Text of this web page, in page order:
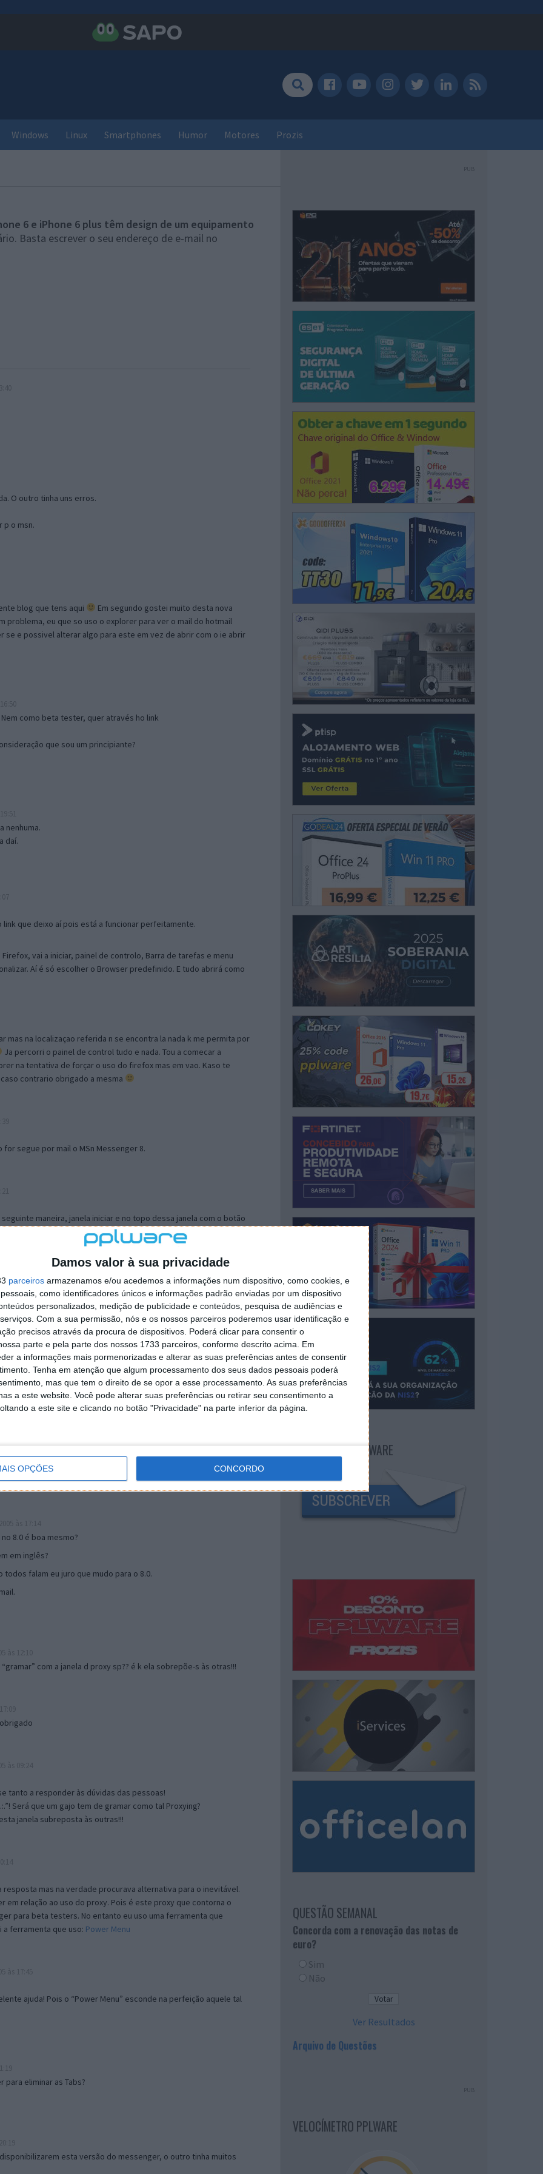
Damos valor à sua privacidade
parceiros armazenamos e/ou acedemos a informações num dispositivo, como cookies, e
como identificadores únicos e informações padrão enviadas por um dispositivo
personalizados, medição de publicidade e conteúdos, pesquisa de audiências e
Com a sua permissão, nós e os nossos parceiros poderemos usar identificação e
precisos através da procura de dispositivos. Poderá clicar para consentir o
parte e pela parte dos nossos 1733 parceiros, conforme descrito acima. Em
a informações mais pormenorizadas e alterar as suas preferências antes de consentir
Tenha em atenção que algum processamento dos seus dados pessoais poderá
mas que tem o direito de se opor a esse processamento. As suas preferências
a este website. Você pode alterar suas preferências ou retirar seu consentimento a
a este site e clicando no botão "Privacidade" na parte inferior da página.
OPÇÕES CONCORDO
Windows Linux Smartphones Humor Motores Prozis
6 e iPhone 6 plus têm design de um equipamento
Basta escrever o seu endereço de e-mail no
O outro tinha uns erros.
p o msn.
blog que tens aqui
Em segundo gostei muito desta nova
problema, eu que so uso o explorer para ver o mail do hotmail
se e possivel alterar algo para este em vez de abrir com o ie abrir
como beta tester, quer através ho link
que sou um principiante?
nenhuma.
daí.
que deixo aí pois está a funcionar perfeitamente.
vai a iniciar, painel de controlo, Barra de tarefas e menu
Aí é só escolher o Browser predefinido. E tudo abrirá como
mas na localizaçao referida n se encontra la nada k me permita por
Ja percorri o painel de control tudo e nada. Tou a comecar a
na tentativa de forçar o uso do firefox mas em vao. Kaso te
contrario obrigado a mesma
for segue por mail o MSn Messenger 8.
maneira, janela iniciar e no topo dessa janela com o botão
separador Menu ‘Iniciar’ clica no botão ‘Personalizar’ aí
escolheres o Browser com que queres navegar e o gestor de
ao teu Firefox e nas ferramentas ou tools escolhes ‘Opções’ ou
e logo perto do fim encontras um local para colocares um visto
é o browser predefinido.
mail algum.
17:00
8.0 é boa mesmo?
em inglês?
falam eu juro que mudo para o 8.0.
com a janela d proxy sp?? é k ela sobrepõe-s às otras!!!
tanto a responder às dúvidas das pessoas!
Será que um gajo tem de gramar como tal Proxying?
janela subreposta às outras!!!
mas na verdade procurava alternativa para o inevitável.
em relação ao uso do proxy. Pois é este proxy que contorna o
para beta testers. No entanto eu uso uma ferramenta que
ferramenta que uso: Power Menu
ajuda! Pois o “Power Menu” esconde na perfeição aquele tal
para eliminar as Tabs?
esta versão do messenger, o outro tinha muitos
PUB
NEWSLETTER PPLWARE
QUESTÃO SEMANAL
Concorda com a renovação das notas de
euro?
Sim
Não
Ver Resultados
Arquivo de Questões
PUB
VELOCÍMETRO PPLWARE